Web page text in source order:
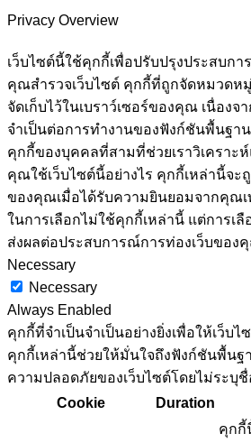
Privacy Overview
เว็บไซต์นี้ใช้คุกกี้เพื่อปรับปรุงประสบ
คุณสำรวจเว็บไซต์ คุกกี้ที่ถูกจัดหมวดห
จัดเก็บไว้ในเบราว์เซอร์ของคุณ เนื่องจ
จำเป็นต่อการทำงานของฟังก์ชันพื้นฐาน
คุกกี้ของบุคคลที่สามที่ช่วยเราวิเคราะ
คุณใช้เว็บไซต์นี้อย่างไร คุกกี้เหล่านี้จะถู
ของคุณเมื่อได้รับความยินยอมจากคุณ
ในการเลือกไม่ใช้คุกกี้เหล่านี้ แต่การเ
ส่งผลต่อประสบการณ์การท่องเว็บของ
Necessary
Necessary
Always Enabled
คุกกี้ที่จำเป็นจำเป็นอย่างยิ่งเพื่อให้เว็บ
คุกกี้เหล่านี้ช่วยให้มั่นใจถึงฟังก์ชันพื้น
ความปลอดภัยของเว็บไซต์โดยไม่ระบุชื่
Cookie
Duration
คุกกี้